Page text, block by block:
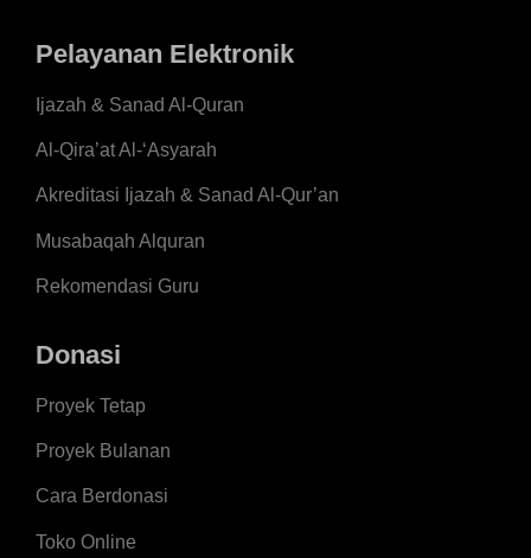
Pelayanan Elektronik
Ijazah & Sanad Al-Quran
Al-Qira’at Al-‘Asyarah
Akreditasi Ijazah & Sanad Al-Qur’an
Musabaqah Alquran
Rekomendasi Guru
Donasi
Proyek Tetap
Proyek Bulanan
Cara Berdonasi
Toko Online